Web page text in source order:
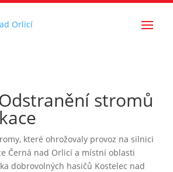
stromů
které ohrožovaly provoz na silnici
Černá nad Orlicí a místní oblasti
dobrovolných hasičů Kostelec nad